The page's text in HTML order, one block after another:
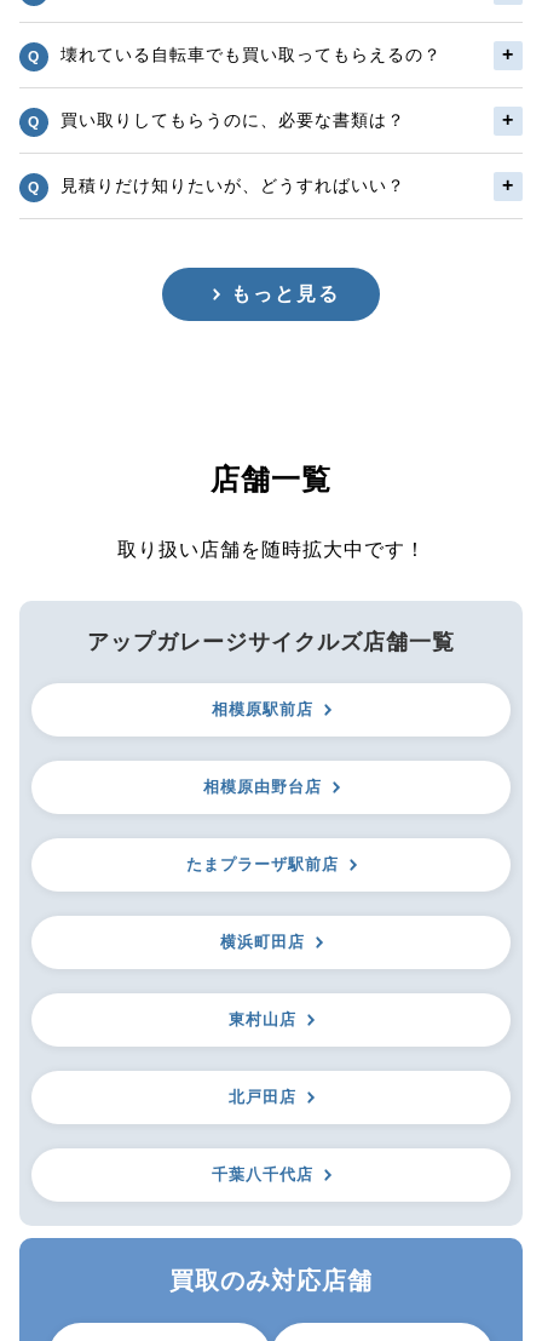
壊れている自転車でも買い取ってもらえるの？
買い取りしてもらうのに、必要な書類は？
見積りだけ知りたいが、どうすればいい？
もっと見る
店舗一覧
取り扱い店舗を随時拡大中です！
アップガレージサイクルズ店舗一覧
相模原駅前店
相模原由野台店
たまプラーザ駅前店
横浜町田店
東村山店
北戸田店
千葉八千代店
買取のみ対応店舗